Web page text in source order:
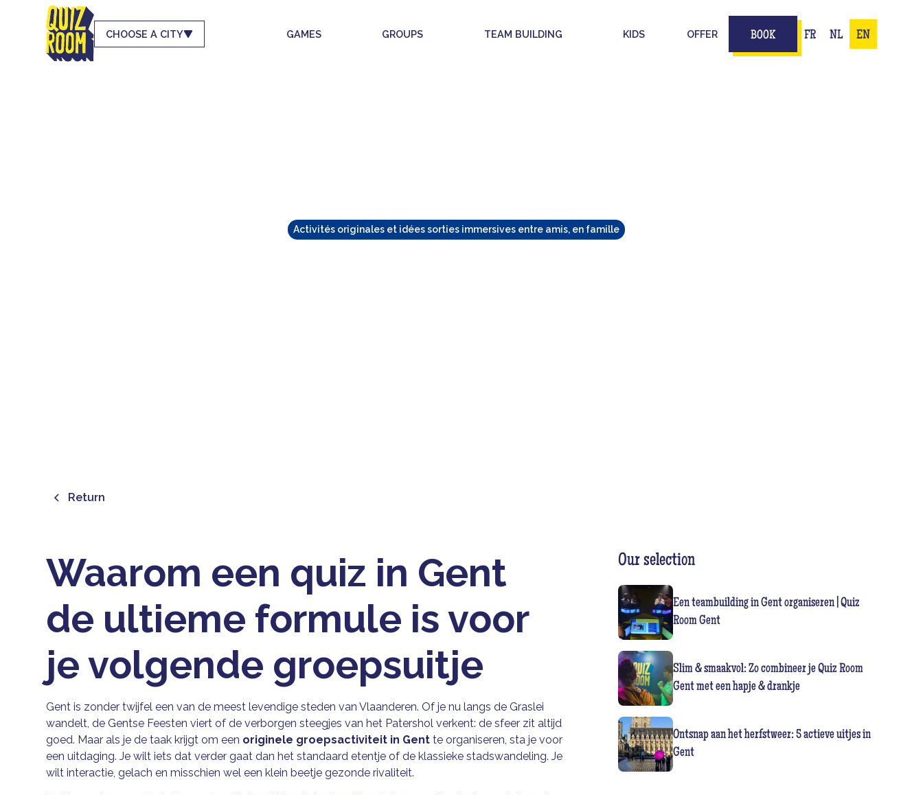
CHOOSE A CITY GAMES GROUPS TEAM BUILDING KIDS OFFER BOOK FR NL EN
Activités originales et idées sorties immersives entre amis, en famille
Return
Waarom een quiz in Gent
de ultieme formule is voor
je volgende groepsuitje
Gent is zonder twijfel een van de meest levendige steden van Vlaanderen. Of je nu langs de Graslei
wandelt, de Gentse Feesten viert of de verborgen steegjes van het Patershol verkent: de sfeer zit altijd
goed. Maar als je de taak krijgt om een originele groepsactiviteit in Gent te organiseren, sta je voor
een uitdaging. Je wilt iets dat verder gaat dan het standaard etentje of de klassieke stadswandeling. Je
wilt interactie, gelach en misschien wel een klein beetje gezonde rivaliteit.
Our selection
Een teambuilding in Gent organiseren | Quiz
Room Gent
Slim & smaakvol: Zo combineer je Quiz Room
Gent met een hapje & drankje
Ontsnap aan het herfstweer: 5 actieve uitjes in
Gent